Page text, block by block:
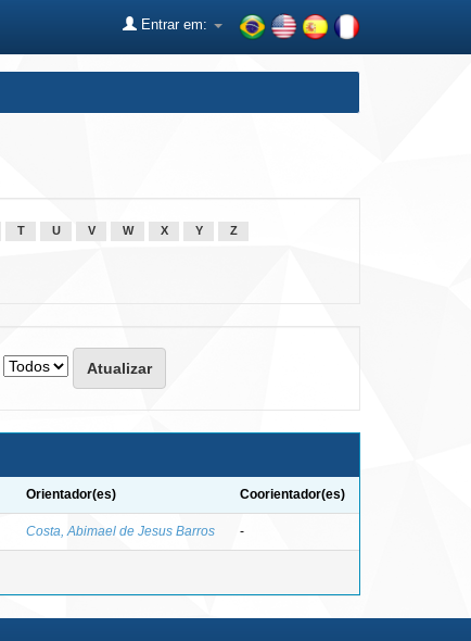
Entrar em:
T U V W X Y Z
Orientador(es) Coorientador(es)
Costa, Abimael de Jesus Barros -